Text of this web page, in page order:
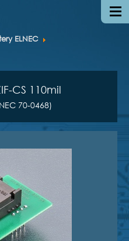
ELNEC
CS 110mil
70-0468)